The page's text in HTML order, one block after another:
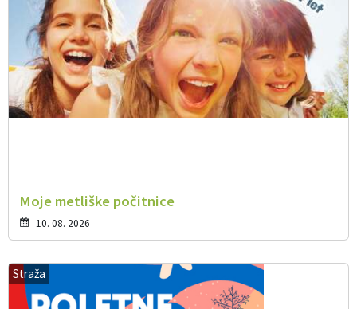
Moje metliške počitnice
10. 08. 2026
Straža